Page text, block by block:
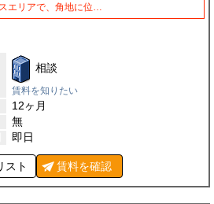
エリアで、角地に位…
相談
賃料を知りたい
12ヶ月
無
即日
スト 賃料を確認